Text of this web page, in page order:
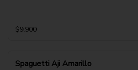
$9.900
Spaguetti Aji Amarillo